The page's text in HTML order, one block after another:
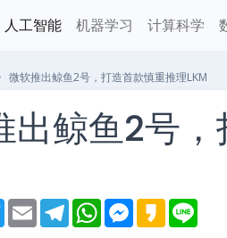
人工智能 机器学习 计算科学
微软推出鲸鱼2号，打造首款慎重推理LKM
出鲸鱼2号
T
w
E
m
T
e
W
h
M
e
K
a